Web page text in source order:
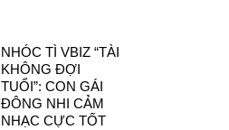
NHÓC TÌ VBIZ “TÀI
KHÔNG ĐỢI
TUỔI”: CON GÁI
ĐÔNG NHI CẢM
NHẠC CỰC TỐT